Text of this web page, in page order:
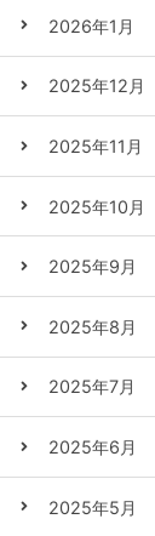
2026年1月
2025年12月
2025年11月
2025年10月
2025年9月
2025年8月
2025年7月
2025年6月
2025年5月